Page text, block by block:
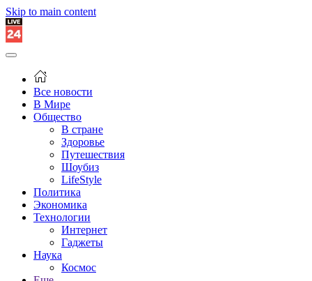
Skip to main content
Все новости
В Мире
Общество
В стране
Здоровье
Путешествия
Шоубиз
LifeStyle
Политика
Экономика
Технологии
Интернет
Гаджеты
Наука
Космос